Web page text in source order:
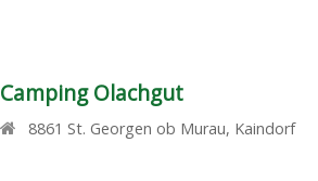
Camping Olachgut
8861 St. Georgen ob Murau, Kaindorf